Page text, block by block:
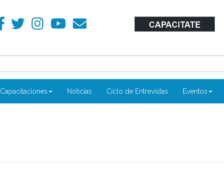
Capacitaciones Noticias Ciclo de Entrevistas Eventos